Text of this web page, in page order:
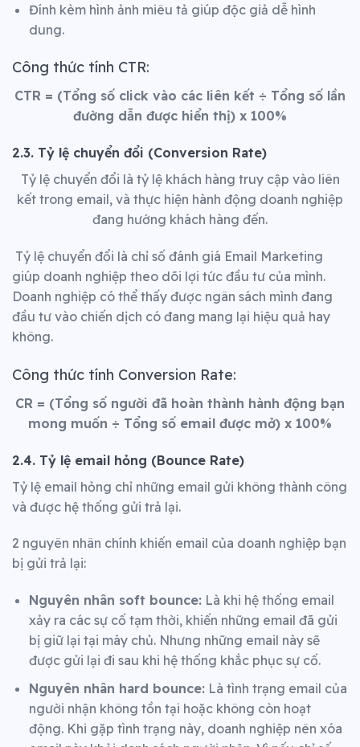
Đính kèm hình ảnh miêu tả giúp độc giả dễ hình
dung.
Công thức tính CTR:
CTR = (Tổng số click vào các liên kết ÷ Tổng số lần
đường dẫn được hiển thị) x 100%
2.3. Tỷ lệ chuyển đổi (Conversion Rate)
Tỷ lệ chuyển đổi là tỷ lệ khách hàng truy cập vào liên
kết trong email, và thực hiện hành động doanh nghiệp
đang hướng khách hàng đến.
Tỷ lệ chuyển đổi là chỉ số đánh giá Email Marketing
giúp doanh nghiệp theo dõi lợi tức đầu tư của mình.
Doanh nghiệp có thể thấy được ngân sách mình đang
đầu tư vào chiến dịch có đang mang lại hiệu quả hay
không.
Công thức tính Conversion Rate:
CR = (Tổng số người đã hoàn thành hành động bạn
mong muốn ÷ Tổng số email được mở) x 100%
2.4. Tỷ lệ email hỏng (Bounce Rate)
Tỷ lệ email hỏng chỉ những email gửi không thành công
và được hệ thống gửi trả lại.
2 nguyên nhân chính khiến email của doanh nghiệp bạn
bị gửi trả lại:
Nguyên nhân soft bounce:Là khi hệ thống email
xảy ra các sự cố tạm thời, khiến những email đã gửi
bị giữ lại tại máy chủ. Nhưng những email này sẽ
được gửi lại đi sau khi hệ thống khắc phục sự cố.
Nguyên nhân hard bounce:Là tình trạng email của
người nhận không tồn tại hoặc không còn hoạt
động. Khi gặp tình trạng này, doanh nghiệp nên xóa